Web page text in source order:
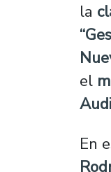
la
el
En